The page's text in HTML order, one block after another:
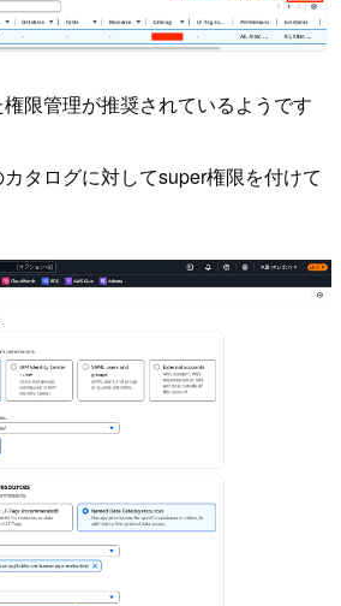
限管理が推奨されているようです
タログに対してsuper権限を付けて